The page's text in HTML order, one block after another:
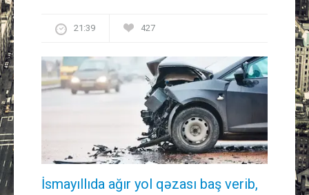
21:39 427
İsmayıllıda ağır yol qəzası baş verib,